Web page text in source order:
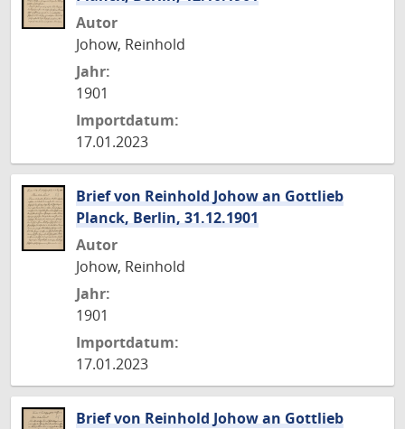
Autor
Johow, Reinhold
Jahr:
1901
Importdatum:
17.01.2023
Brief von Reinhold Johow an Gottlieb
Planck, Berlin, 31.12.1901
Autor
Johow, Reinhold
Jahr:
1901
Importdatum:
17.01.2023
Brief von Reinhold Johow an Gottlieb